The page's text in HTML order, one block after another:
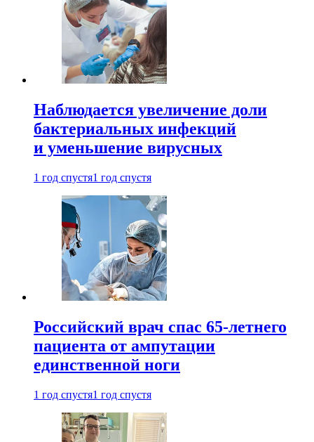
Наблюдается увеличение доли
бактериальных инфекций
и уменьшение вирусных
1 год спустя1 год спустя
Российский врач спас 65-летнего
пациента от ампутации
единственной ноги
1 год спустя1 год спустя